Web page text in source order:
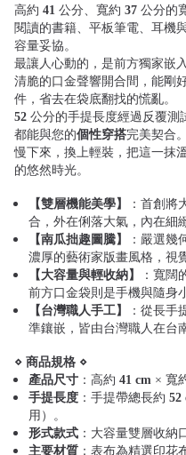
高約41 公分、寬約37 公分的
閱讀的書籍、平板筆電、耳機
容量妥協。
最讓人心動的，是前方獨家嵌
清脆的口金聲響開合間，能剛
件，省去在袋底翻找的慌亂。
52 公分的手提長度經過反覆測
都能與您的個性穿搭完美契合。
慢下來，換上輕裝，把這一抹
的悠然時光。
【雙層機能美學】
：首創將
合，外在俐落大氣，內在細
【南瓜拙趣圖騰】
：嚴選幾
濃厚的藝術家版畫風格，視
【大容量與輕收納】
：寬闊
前方口金袋則是手機與隨身
【台灣職人手工】
：從長手
準鑲嵌，皆由台灣職人在台
⋄ 商品規格 ⋄
產品尺寸 ：高約41 cm × 寬
手提長度 ：手提帶總長約52
用）。
形式款式 ：大容量雙層收納
主要材質 ：表布為精選印花